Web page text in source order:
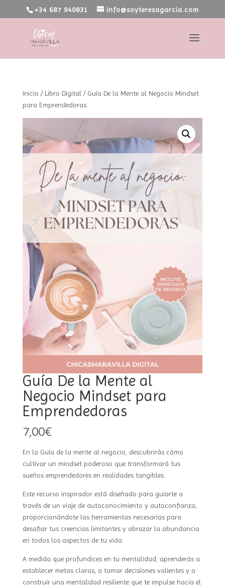
+34 687 940831 info@soyteresagarcia.com
Inicio / Libro Digital / Guía De la Mente al Negocio Mindset
para Emprendedoras
Guía De la Mente al
Negocio Mindset para
Emprendedoras
7,00€
En la Guía de la mente al negocio, descubrirás cómo
cultivar un mindset poderoso que transformará tus
sueños emprendedores en realidades tangibles.
Este recurso inspirador está diseñado para guiarte a
través de un viaje de autoconocimiento y autoconfianza,
proporcionándote las herramientas necesarias para
desafiar tus creencias limitantes y abrazar la abundancia
en todos los aspectos de tu vida.
A medida que profundices en tu mentalidad, aprenderás a
establecer metas claras, a tomar decisiones valientes y a
construir una mentalidad resiliente que te impulse hacia el